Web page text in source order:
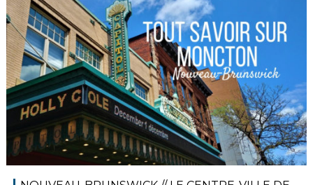
17 juillet 2019 Audrey Amérique du Nord
Amériques, Blog